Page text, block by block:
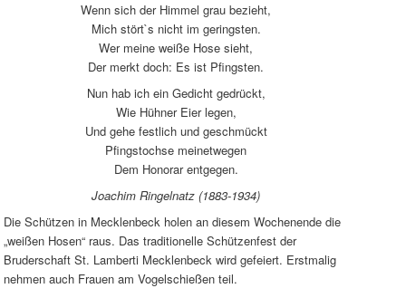
Wenn sich der Himmel grau bezieht,
Mich stört`s nicht im geringsten.
Wer meine weiße Hose sieht,
Der merkt doch: Es ist Pfingsten.
Nun hab ich ein Gedicht gedrückt,
Wie Hühner Eier legen,
Und gehe festlich und geschmückt
Pfingstochse meinetwegen
Dem Honorar entgegen.
Joachim Ringelnatz (1883-1934)
Die Schützen in Mecklenbeck holen an diesem Wochenende die
„weißen Hosen“ raus. Das traditionelle Schützenfest der
Bruderschaft St. Lamberti Mecklenbeck wird gefeiert. Erstmalig
nehmen auch Frauen am Vogelschießen teil.